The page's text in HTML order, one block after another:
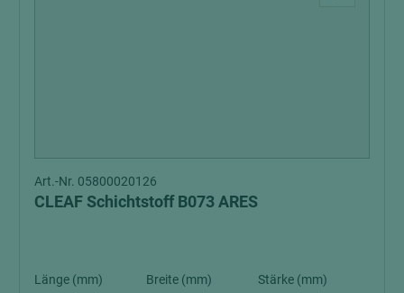
Art.-Nr. 05800020126
CLEAF Schichtstoff B073 ARES
Länge (mm)
Breite (mm)
Stärke (mm)